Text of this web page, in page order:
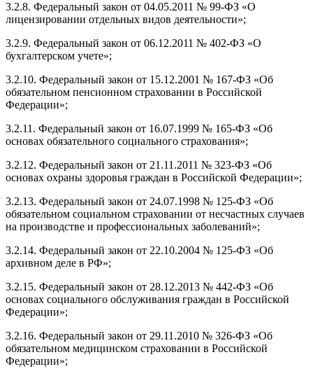
3.2.8. Федеральный закон от 04.05.2011 № 99-ФЗ «О
лицензировании отдельных видов деятельности»;
3.2.9. Федеральный закон от 06.12.2011 № 402-ФЗ «О
бухгалтерском учете»;
3.2.10. Федеральный закон от 15.12.2001 № 167-ФЗ «Об
обязательном пенсионном страховании в Российской
Федерации»;
3.2.11. Федеральный закон от 16.07.1999 № 165-ФЗ «Об
основах обязательного социального страхования»;
3.2.12. Федеральный закон от 21.11.2011 № 323-ФЗ «Об
основах охраны здоровья граждан в Российской Федерации»;
3.2.13. Федеральный закон от 24.07.1998 № 125-ФЗ «Об
обязательном социальном страховании от несчастных случаев
на производстве и профессиональных заболеваний»;
3.2.14. Федеральный закон от 22.10.2004 № 125-ФЗ «Об
архивном деле в РФ»;
3.2.15. Федеральный закон от 28.12.2013 № 442-ФЗ «Об
основах социального обслуживания граждан в Российской
Федерации»;
3.2.16. Федеральный закон от 29.11.2010 № 326-ФЗ «Об
обязательном медицинском страховании в Российской
Федерации»;